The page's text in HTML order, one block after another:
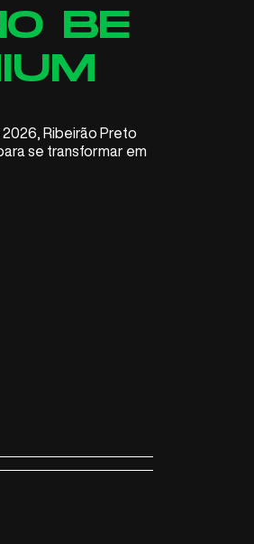
BE
Ribeirão Preto
se transformar em